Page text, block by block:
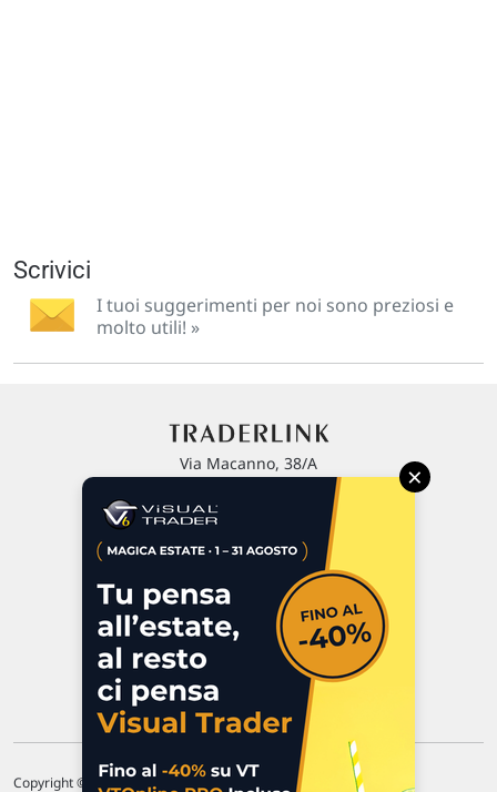
Scrivici
I tuoi suggerimenti per noi sono preziosi e
molto utili! »
Via Macanno, 38/A
P.IVA 02 452 460 401
Commenti e segnalazioni
Contattaci
Copyright © 1996-2026 Traderlink Italia s.r.l.
×